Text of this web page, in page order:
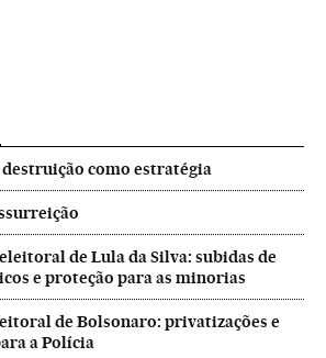
como estratégia
de Lula da Silva: subidas de
e proteção para as minorias
de Bolsonaro: privatizações e
a Polícia